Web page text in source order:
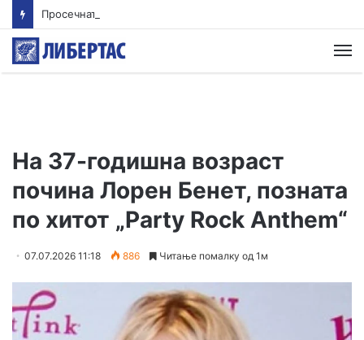
На 37-годишна возраст
почина Лорен Бенет, позната
по хитот „Party Rock Anthem“
07.07.2026 11:18 886 Читање помалку од 1м